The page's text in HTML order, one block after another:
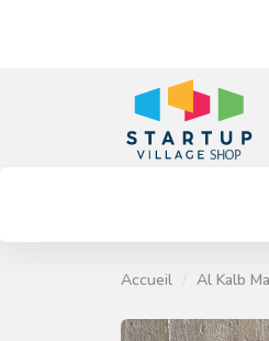
Accueil Al Kalb